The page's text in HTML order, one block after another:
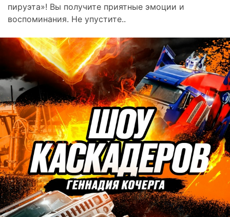
пируэта»! Вы получите приятные эмоции и
воспоминания. Не упустите..